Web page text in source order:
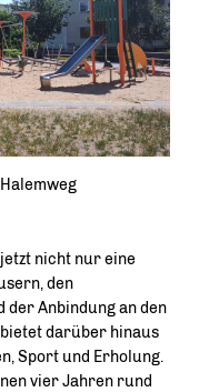
nicht nur eine
den
der Anbindung an den
darüber hinaus
Sport und Erholung.
vier Jahren rund